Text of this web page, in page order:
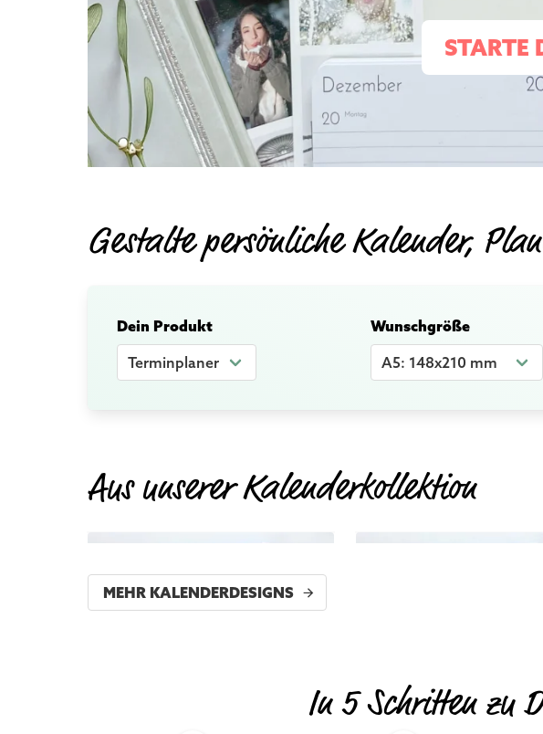
STARTE
Gestalte persönliche Kalender,
Dein Produkt Wunschgröße
Aus unserer Kalenderkollektion
MEHR INFOS MEHR
MEHR KALENDERDESIGNS
In 5 Schritten zu